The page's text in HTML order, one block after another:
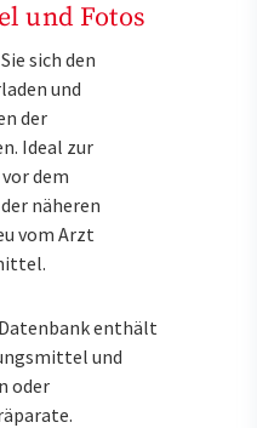
und Fotos
sich den
und
der
Ideal zur
dem
näheren
vom Arzt
enthält
und
oder